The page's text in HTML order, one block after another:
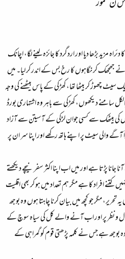
مزید بڑھا دیا اور اردگرد کا جائزہ لینے لگا، اچانک
جھجھک کر نگاہوں کا رخ بس کے اندر کر لیا۔ میں
چھوڑ کر بیٹھا تھا، کھڑکی کے پاس بیٹھنے کی وجہ
سامنے دیکھوں، کھڑکی سے باہر وہ اشتہاری بورڈ
کی بیٹھک سے کسی جوان لڑکی کے آسیتن سے آزاد
والی سیٹ پر اپنے ہاتھ رکھے اور اپنا سر ان پر
پڑتا ہے اور میں اب اپنا اکثر سفر نیچے دیکھتے
کتنے افراد کا ہے مگر ہم تعداد میں ہو کر بھی اقلیت
مگر جو کچھ میں بیان کرنا چاہتا ہوں وہ بوجھ
و نظر پر اور اب آنے والے کل کی سیاہ سوچ کے
بوجھ ہے جس نے کلمہ پڑھتی قوم کو گمراہی کے